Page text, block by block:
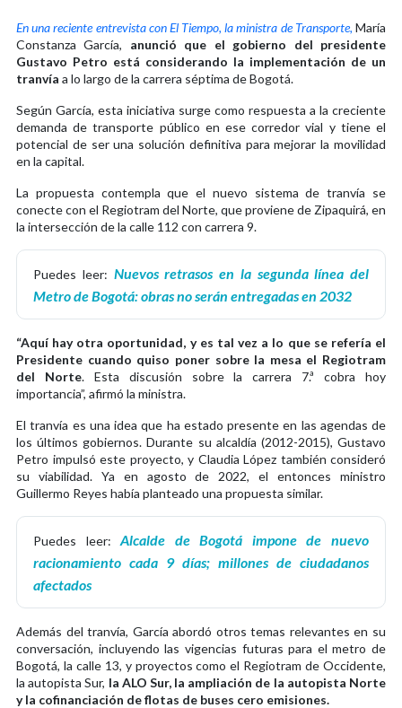
En una reciente entrevista con El Tiempo, la ministra de Transporte, María
Constanza García, anunció que el gobierno del presidente
Gustavo Petro está considerando la implementación de un
tranvía a lo largo de la carrera séptima de Bogotá.
Según García, esta iniciativa surge como respuesta a la creciente
demanda de transporte público en ese corredor vial y tiene el
potencial de ser una solución definitiva para mejorar la movilidad
en la capital.
La propuesta contempla que el nuevo sistema de tranvía se
conecte con el Regiotram del Norte, que proviene de Zipaquirá, en
la intersección de la calle 112 con carrera 9.
Puedes leer: Nuevos retrasos en la segunda línea del
Metro de Bogotá: obras no serán entregadas en 2032
“Aquí hay otra oportunidad, y es tal vez a lo que se refería el
Presidente cuando quiso poner sobre la mesa el Regiotram
del Norte. Esta discusión sobre la carrera 7.ª cobra hoy
importancia”, afirmó la ministra.
El tranvía es una idea que ha estado presente en las agendas de
los últimos gobiernos. Durante su alcaldía (2012-2015), Gustavo
Petro impulsó este proyecto, y Claudia López también consideró
su viabilidad. Ya en agosto de 2022, el entonces ministro
Guillermo Reyes había planteado una propuesta similar.
Puedes leer:
Alcalde de Bogotá impone de nuevo
racionamiento cada 9 días; millones de ciudadanos
afectados
Además del tranvía, García abordó otros temas relevantes en su
conversación, incluyendo las vigencias futuras para el metro de
Bogotá, la calle 13, y proyectos como el Regiotram de Occidente,
la autopista Sur, la ALO Sur, la ampliación de la autopista Norte
y la cofinanciación de flotas de buses cero emisiones.